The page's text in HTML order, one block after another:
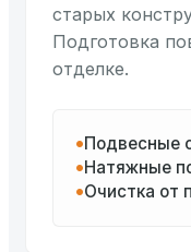
старых
Подготовка
отделке.
Подвесные
Натяжные
Очистка от